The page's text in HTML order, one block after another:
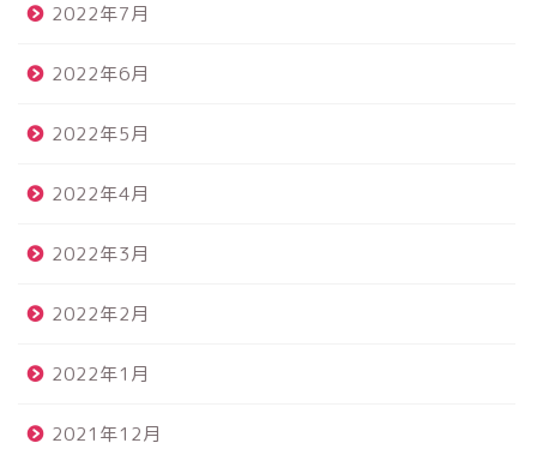
2022年7月
2022年6月
2022年5月
2022年4月
2022年3月
2022年2月
2022年1月
2021年12月